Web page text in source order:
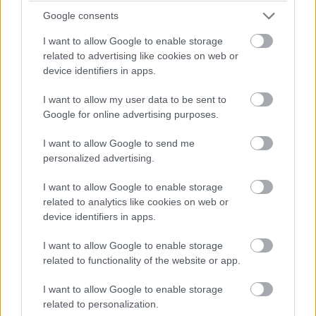
Google consents
I want to allow Google to enable storage
related to advertising like cookies on web or
device identifiers in apps.
I want to allow my user data to be sent to
Google for online advertising purposes.
I want to allow Google to send me
personalized advertising.
I want to allow Google to enable storage
related to analytics like cookies on web or
device identifiers in apps.
I want to allow Google to enable storage
related to functionality of the website or app.
I want to allow Google to enable storage
related to personalization.
kezdve megoldódott a szabad módosíthatóság,
beindultak a tuningközösségek – egy egészen új korszak
köszöntött a PC-kre a 90-es évek végén. Azóta nem
sokat változott a helyzet – persze apróbb technológiai
lejárt az ideje.
Túlfejlett hardverek
milyen feladatok hárulnak a BIOS-ra. Ez az a program,
ami először fut le, mikor bekapcsoljuk a gépet – ellenőrzi
amelyek ha sikerülnek, továbbengedi a bootolási
folyamatot, ha pedig nem, visszajelez a konkrét
problémával kapcsolatban – nemegyszer elég ködösen.
Az inicializálási folyamaton kívül rengeteg beállításért is